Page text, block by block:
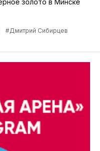
#Дмитрий Сибирцев